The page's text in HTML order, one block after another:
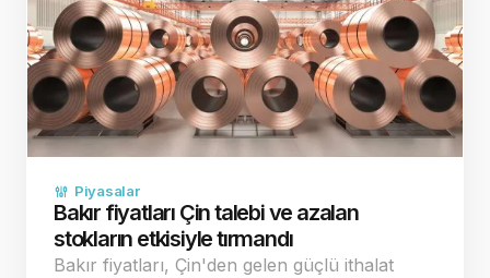
Piyasalar
Bakır fiyatları Çin talebi ve azalan
stokların etkisiyle tırmandı
Bakır fiyatları, Çin'den gelen güçlü ithalat